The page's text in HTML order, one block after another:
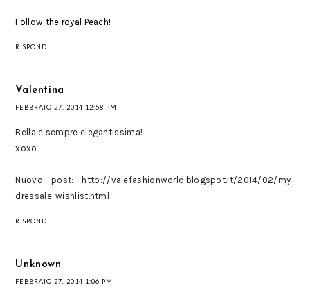
Follow the royal Peach!
RISPONDI
Valentina
FEBBRAIO 27, 2014 12:58 PM
Bella e sempre elegantissima!
xoxo
Nuovo post: http://valefashionworld.blogspot.it/2014/02/my-
dressale-wishlist.html
RISPONDI
Unknown
FEBBRAIO 27, 2014 1:06 PM